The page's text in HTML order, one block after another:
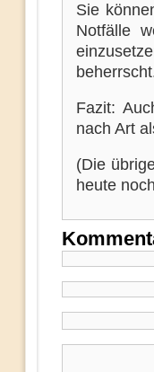
Sie
Notfälle
Fazit:
nach Art
(Die
heute